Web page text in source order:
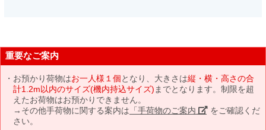
重要なご案内
お預かり荷物はお一人様１個となり、大きさは縦・横・高さの合
計1.2m以内のサイズ(機内持込サイズ) までとなります。制限を超
えたお荷物はお預かりできません。
→その他手荷物に関する案内は 「手荷物のご案内」 をご確認くだ
さい。